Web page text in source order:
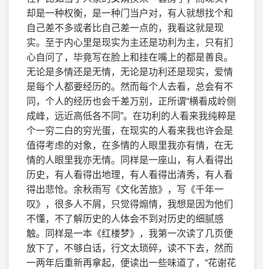
却是一种权衡，是一种门当户对，有人就想找个和
自己差不多或者比自己差一点的，我看这就是现
实。至于内心里是现实为主还是功利为主，只有扪
心自问了，毕竟写在脸上和挂在嘴上的都是善良。
无论是多情还是无情，无论是功利还是现实，爱情
是每个人都要经历的。然而每个人去看，总会有不
同，个人的经历也会千差万别，正所谓“横看成岭侧
成峰，远近高低各不同”。在功利的人看来我纯粹是
个一穷二白的穷光蛋，在现实的人看来我也许会是
值得考虑的对象，在多情的人眼里我亦有情，在无
情的人眼里我亦无情。同样是一座山，有人看得出
历史，有人看得出地理，有人看得出清秀，有人看
得出悲怆。余秋雨写《文化苦旅》，写《千年一
叹》，很多人不屑，只觉得煽情，我想是因为他们
不懂，不了解历史的人体会不到对历史的细腻感
触。同样是一本《红楼梦》，我第一次读了几页便
放下了，不够白话，行文太琐碎，读不下去，然而
一两年后重新再拿起，便读出一些味道了，“花谢花